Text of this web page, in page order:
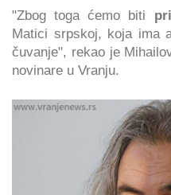
"Zbog toga ćemo biti
Matici srpskoj, koja ima
čuvanje", rekao je
novinare u Vranju.